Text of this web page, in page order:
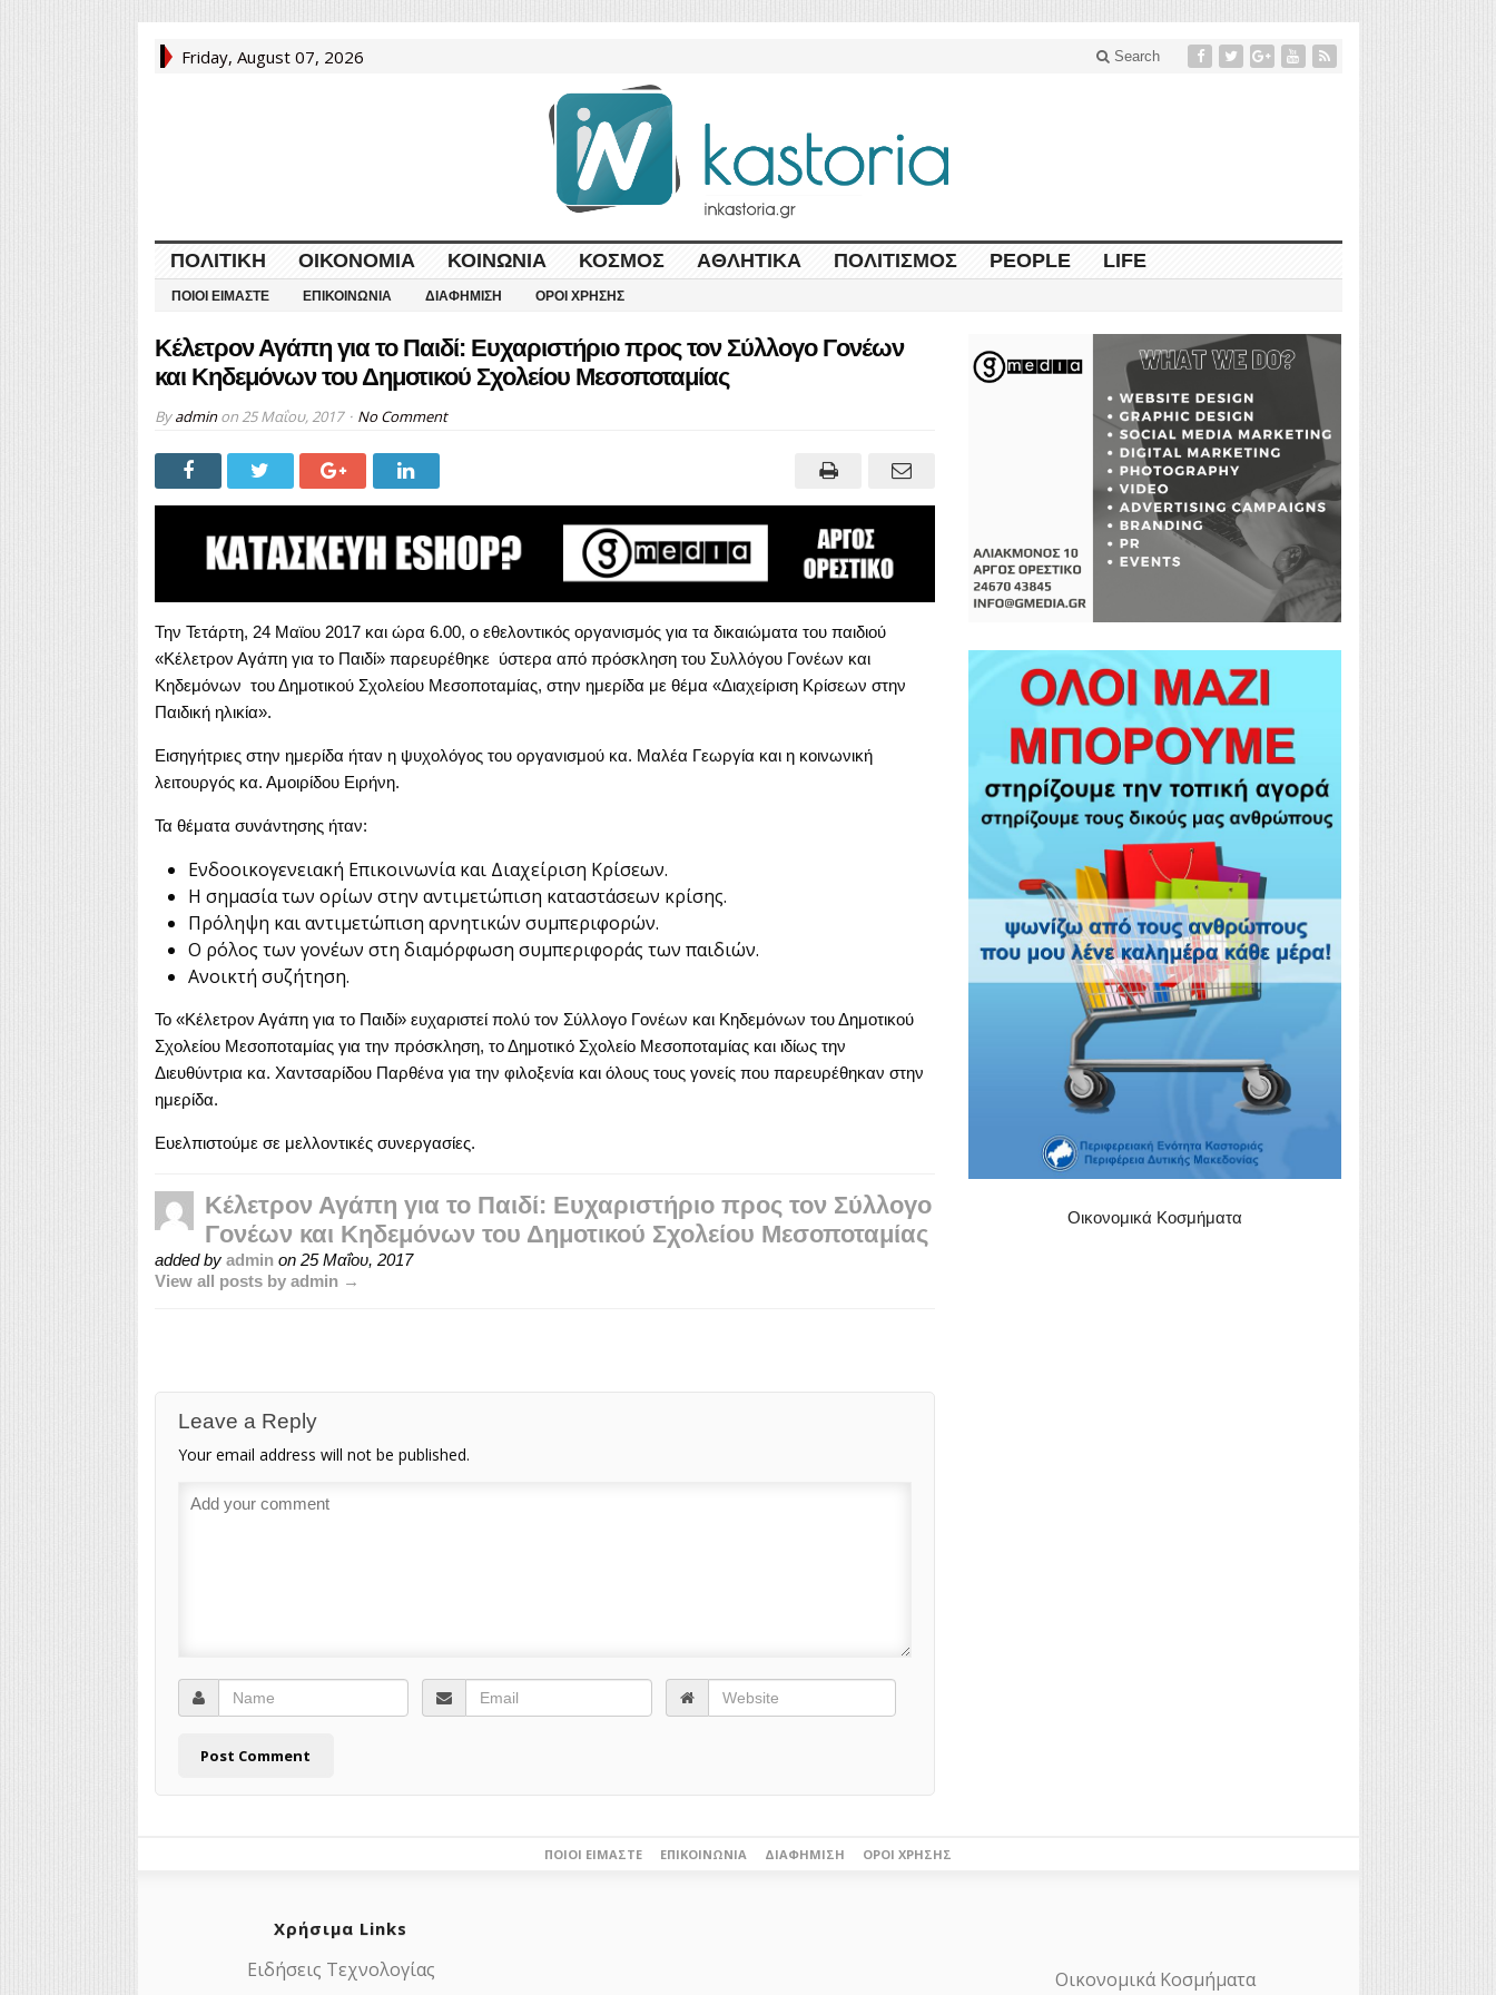
Friday, August 07, 2026 Search
ΠΟΛΙΤΙΚΉ ΟΙΚΟΝΟΜΊΑ ΚΟΙΝΩΝΊΑ ΚΌΣΜΟΣ ΑΘΛΗΤΙΚΆ ΠΟΛΙΤΙΣΜΌΣ PEOPLE LIFE
ΠΟΙΟΙ ΕΊΜΑΣΤΕ ΕΠΙΚΟΙΝΩΝΊΑ ΔΙΑΦΉΜΙΣΗ ΌΡΟΙ ΧΡΉΣΗΣ
Κέλετρον Αγάπη για το Παιδί: Ευχαριστήριο προς τον Σύλλογο Γονέων
και Κηδεμόνων του Δημοτικού Σχολείου Mεσοποταμίας
Byadminon 25 Μαΐου, 2017 No Comment
Την Τετάρτη, 24 Μαϊου 2017 και ώρα 6.00, ο εθελοντικός οργανισμός για τα δικαιώματα του παιδιού
«Κέλετρον Αγάπη για το Παιδί» παρευρέθηκε ύστερα από πρόσκληση του Συλλόγου Γονέων και
Κηδεμόνων του Δημοτικού Σχολείου Μεσοποταμίας, στην ημερίδα με θέμα «Διαχείριση Κρίσεων στην
Παιδική ηλικία».
Εισηγήτριες στην ημερίδα ήταν η ψυχολόγος του οργανισμού κα. Μαλέα Γεωργία και η κοινωνική
λειτουργός κα. Αμοιρίδου Ειρήνη.
Τα θέματα συνάντησης ήταν:
Ενδοοικογενειακή Επικοινωνία και Διαχείριση Κρίσεων.
Η σημασία των ορίων στην αντιμετώπιση καταστάσεων κρίσης.
Πρόληψη και αντιμετώπιση αρνητικών συμπεριφορών.
Ο ρόλος των γονέων στη διαμόρφωση συμπεριφοράς των παιδιών.
Ανοικτή συζήτηση.
Το «Κέλετρον Αγάπη για το Παιδί» ευχαριστεί πολύ τον Σύλλογο Γονέων και Κηδεμόνων του Δημοτικού
Σχολείου Mεσοποταμίας για την πρόσκληση, το Δημοτικό Σχολείο Μεσοποταμίας και ιδίως την
Διευθύντρια κα. Χαντσαρίδου Παρθένα για την φιλοξενία και όλους τους γονείς που παρευρέθηκαν στην
ημερίδα.
Ευελπιστούμε σε μελλοντικές συνεργασίες.
Κέλετρον Αγάπη για το Παιδί: Ευχαριστήριο προς τον Σύλλογο
Γονέων και Κηδεμόνων του Δημοτικού Σχολείου Mεσοποταμίας
added by adminon 25 Μαΐου, 2017
View all posts by admin →
Leave a Reply
Your email address will not be published.
Οικονομικά Κοσμήματα
ΠΟΙΟΙ ΕΊΜΑΣΤΕ ΕΠΙΚΟΙΝΩΝΊΑ ΔΙΑΦΉΜΙΣΗ ΌΡΟΙ ΧΡΉΣΗΣ
Χρήσιμα Links
Ειδήσεις Τεχνολογίας Οικονομικά Κοσμήματα